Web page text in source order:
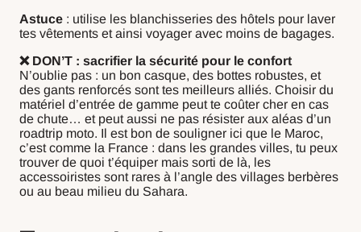
Astuce : utilise les blanchisseries des hôtels pour laver
tes vêtements et ainsi voyager avec moins de bagages.
❌ DON’T : sacrifier la sécurité pour le confort
N’oublie pas : un bon casque, des bottes robustes, et
des gants renforcés sont tes meilleurs alliés. Choisir du
matériel d’entrée de gamme peut te coûter cher en cas
de chute… et peut aussi ne pas résister aux aléas d’un
roadtrip moto. Il est bon de souligner ici que le Maroc,
c’est comme la France : dans les grandes villes, tu peux
trouver de quoi t’équiper mais sorti de là, les
accessoiristes sont rares à l’angle des villages berbères
ou au beau milieu du Sahara.